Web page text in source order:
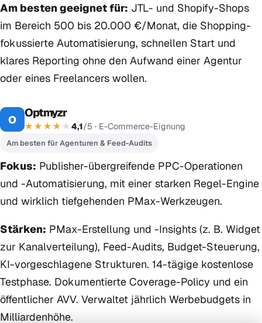
Am besten geeignet für: JTL- und Shopify-Shops
im Bereich 500 bis 20.000 €/Monat, die Shopping-
fokussierte Automatisierung, schnellen Start und
klares Reporting ohne den Aufwand einer Agentur
oder eines Freelancers wollen.
O Optmyzr
4,1/5 · E-Commerce-Eignung
Am besten für Agenturen & Feed-Audits
Fokus: Publisher-übergreifende PPC-Operationen
und -Automatisierung, mit einer starken Regel-Engine
und wirklich tiefgehenden PMax-Werkzeugen.
Stärken: PMax-Erstellung und -Insights (z. B. Widget
zur Kanalverteilung), Feed-Audits, Budget-Steuerung,
KI-vorgeschlagene Strukturen. 14-tägige kostenlose
Testphase. Dokumentierte Coverage-Policy und ein
öffentlicher AVV. Verwaltet jährlich Werbebudgets in
Milliardenhöhe.